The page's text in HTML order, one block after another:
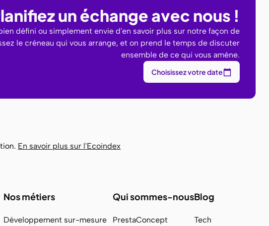
un échange avec nous !
défini ou simplement envie d'en savoir plus sur notre façon de
le créneau qui vous arrange, et on prend le temps de discuter
ensemble de ce qui vous amène.
Choisissez votre date
En savoir plus sur l'Ecoindex
Nos métiers
Développement sur-mesure
Qui sommes-nous
PrestaConcept
Blog
Tech